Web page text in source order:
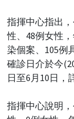
指揮中心指出
性、48例女性
染個案、105例
確診日介於今
日至6月10日，
指揮中心說明